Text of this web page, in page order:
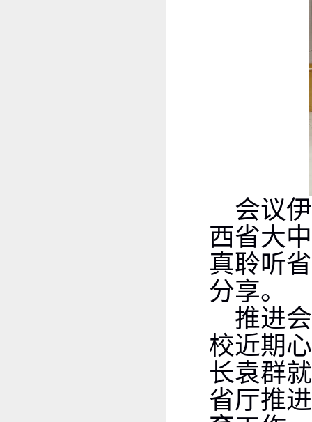
会议
西省大
真聆听
分享。
推进
校近期
长袁群
省厅推